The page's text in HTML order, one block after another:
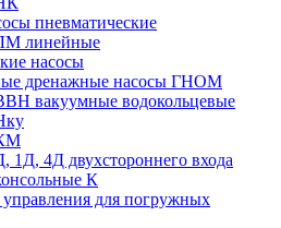
пневматические
линейные
насосы
дренажные насосы ГНОМ
вакуумные водокольцевые
1Д, 4Д двухстороннего входа
К
для погружных